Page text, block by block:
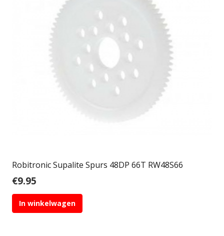
Robitronic Supalite Spurs 48DP 66T RW48S66
€9.95
In winkelwagen